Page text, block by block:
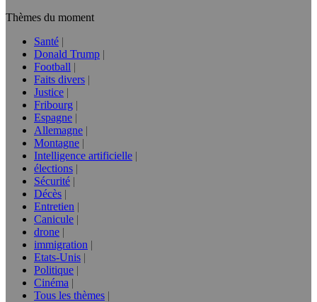
Thèmes du moment
Santé
Donald Trump
Football
Faits divers
Justice
Fribourg
Espagne
Allemagne
Montagne
Intelligence artificielle
élections
Sécurité
Décès
Entretien
Canicule
drone
immigration
Etats-Unis
Politique
Cinéma
Tous les thèmes